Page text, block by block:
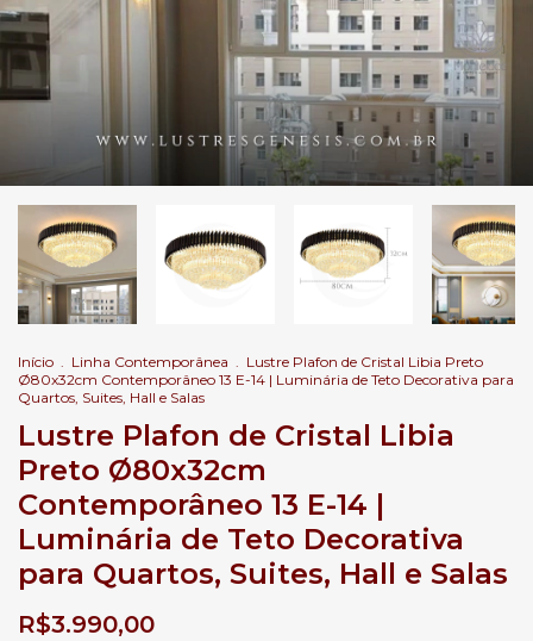
Início . Linha Contemporânea . Lustre Plafon de Cristal Libia Preto
Ø80x32cm Contemporâneo 13 E-14 | Luminária de Teto Decorativa para
Quartos, Suites, Hall e Salas
Lustre Plafon de Cristal Libia
Preto Ø80x32cm
Contemporâneo 13 E-14 |
Luminária de Teto Decorativa
para Quartos, Suites, Hall e Salas
R$3.990,00